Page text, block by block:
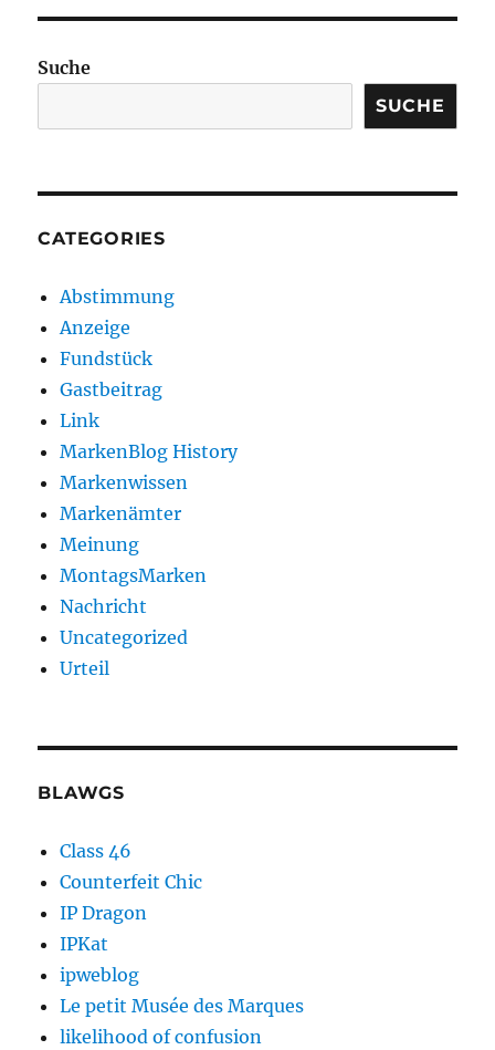
Suche
SUCHE
CATEGORIES
Abstimmung
Anzeige
Fundstück
Gastbeitrag
Link
MarkenBlog History
Markenwissen
Markenämter
Meinung
MontagsMarken
Nachricht
Uncategorized
Urteil
BLAWGS
Class 46
Counterfeit Chic
IP Dragon
IPKat
ipweblog
Le petit Musée des Marques
likelihood of confusion